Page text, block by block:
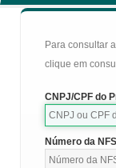
Para consultar
clique em
CNPJ/CPF do
Número da